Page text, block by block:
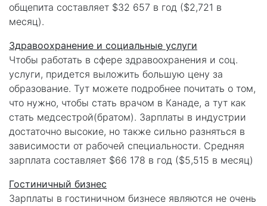
общепита составляет $32 657 в год ($2,721 в
месяц).
Здравоохранение и социальные услуги
Чтобы работать в сфере здравоохранения и соц.
услуги, придется выложить большую цену за
образование. Тут можете подробнее почитать о том,
что нужно, чтобы стать врачом в Канаде, а тут как
стать медсестрой(братом). Зарплаты в индустрии
достаточно высокие, но также сильно разняться в
зависимости от рабочей специальности. Средняя
зарплата составляет $66 178 в год ($5,515 в месяц)
Гостиничный бизнес
Зарплаты в гостиничном бизнесе являются не очень